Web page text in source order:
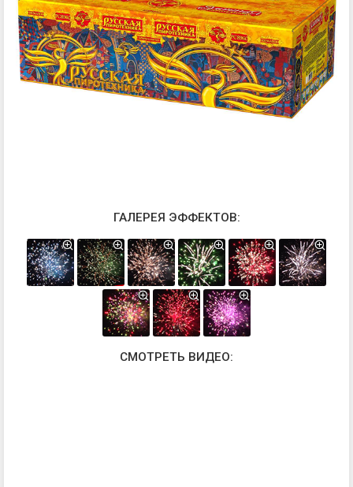
ГАЛЕРЕЯ ЭФФЕКТОВ:
СМОТРЕТЬ ВИДЕО: